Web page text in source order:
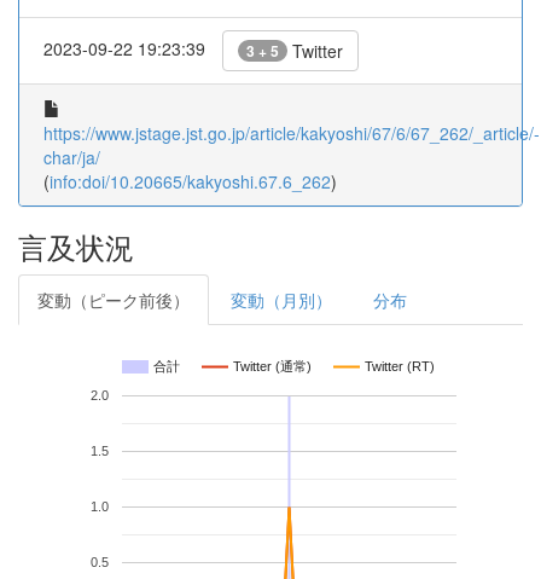
2023-09-22 19:23:39 3 + 5 Twitter
https://www.jstage.jst.go.jp/article/kakyoshi/67/6/67_262/_article/-
char/ja/
(info:doi/10.20665/kakyoshi.67.6_262)
言及状況
変動（ピーク前後） 変動（月別） 分布
合計 Twitter (通常) Twitter (RT)
0.5
1.0
1.5
2.0